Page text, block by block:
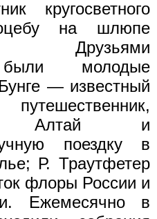
кругосветного
на шлюпе
Друзьями
молодые
— известный
Алтай и
поездку в
Р. Траутфетер
флоры России и
Ежемесячно в